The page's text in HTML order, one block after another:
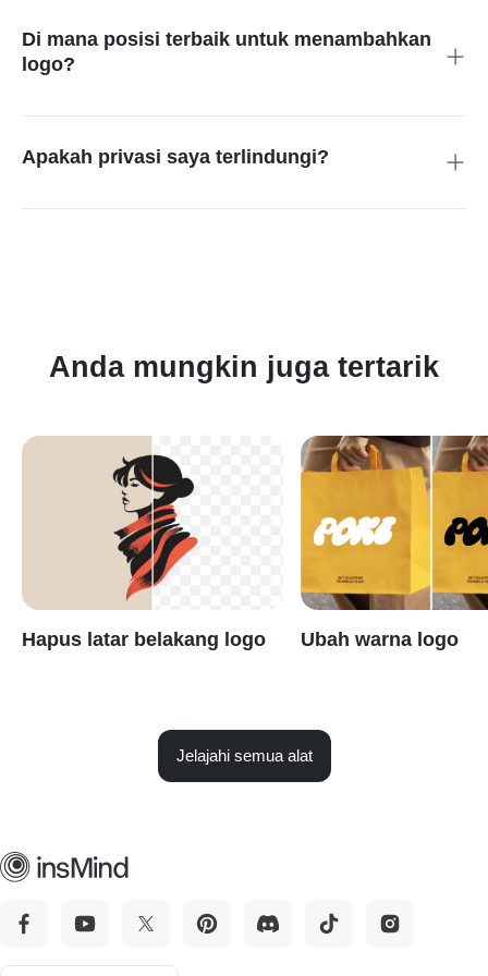
AI akan memadukannya secara alami ke dalam gambar.
Di mana posisi terbaik untuk menambahkan
logo?
lebih terlihat, posisikan logo lebih dekat ke bagian tengah foto.
Apakah privasi saya terlindungi?
Anda mungkin juga tertarik
Hapus latar belakang logo Ubah warna logo
Jelajahi semua alat